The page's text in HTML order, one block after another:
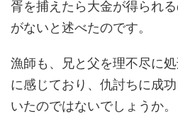
胥を捕えたら大金が得られ
がないと述べたのです。
漁師も、兄と父を理不尽に
に感じており、仇討ちに成
いたのではないでしょうか。